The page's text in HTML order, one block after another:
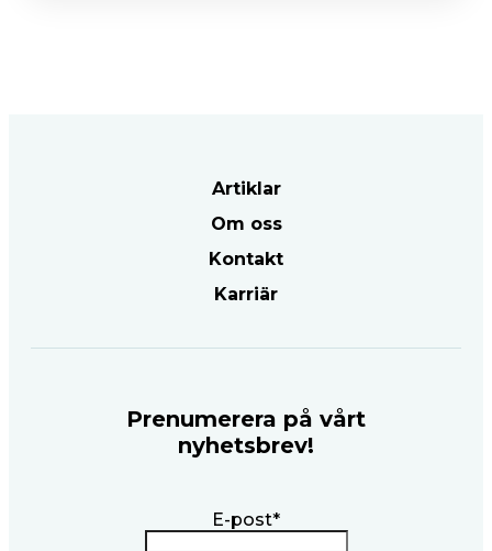
Prenumerera på vårt
nyhetsbrev!
E-post*
Artiklar
Om oss
Kontakt
Karriär